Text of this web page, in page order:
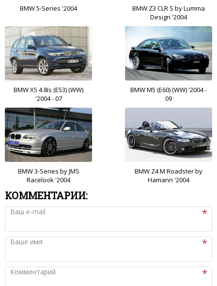
BMW 5-Series '2004
BMW Z3 CLR S by Lumma
Design '2004
BMW X5 4.8is (E53) (WW)
'2004 - 07
BMW M5 (E60) (WW) '2004 -
09
BMW 3-Series by JMS
Racelook '2004
BMW Z4 M Roadster by
Hamann '2004
КОММЕНТАРИИ:
Ваш e-mail
Ваше имя
Комментарий